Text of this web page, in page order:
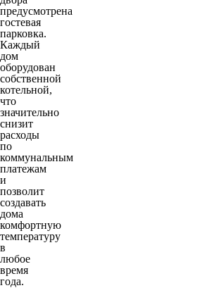
предусмотрена
гостевая
парковка.
Каждый
дом
оборудован
собственной
котельной,
что
значительно
снизит
расходы
по
коммунальным
платежам
и
позволит
создавать
дома
комфортную
температуру
в
любое
время
года.